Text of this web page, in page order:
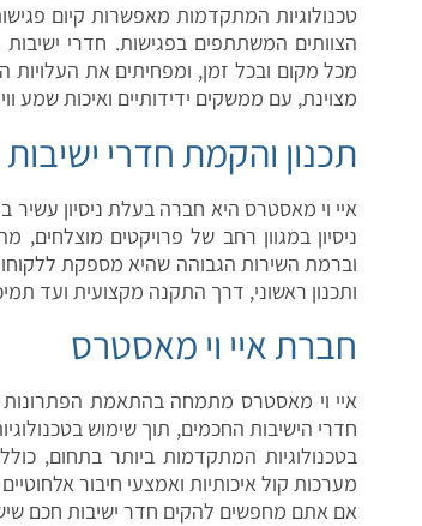
טכנולוגיות המתקדמות מאפשרות קיום
הצוותים המשתתפים בפגישות. חדרי
מכל מקום ובכל זמן, ומפחיתים את
מצוינת, עם ממשקים ידידותיים ואיכות שמע
תכנון והקמת חדרי
איי וי מאסטרס היא חברה בעלת ניסיון
ניסיון במגוון רחב של פרויקטים
וברמת השירות הגבוהה שהיא מספקת
ותכנון ראשוני, דרך התקנה מקצועית ועד
חברת איי וי מאסטרס
איי וי מאסטרס מתמחה בהתאמת
חדרי הישיבות החכמים, תוך שימוש
בטכנולוגיות המתקדמות ביותר בתחום,
מערכות קול איכותיות ואמצעי חיבור
אם אתם מחפשים להקים חדר ישיבות חכם